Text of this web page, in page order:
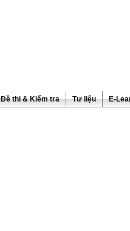
Đề thi & Kiểm tra Tư liệu E-